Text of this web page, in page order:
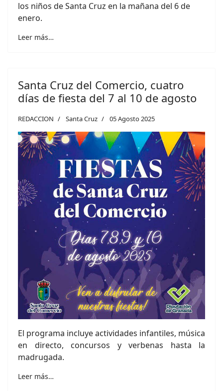
los niños de Santa Cruz en la mañana del 6 de
enero.
Leer más…
Santa Cruz del Comercio, cuatro
días de fiesta del 7 al 10 de agosto
REDACCION Santa Cruz 05 Agosto 2025
El programa incluye actividades infantiles, música
en directo, concursos y verbenas hasta la
madrugada.
Leer más…